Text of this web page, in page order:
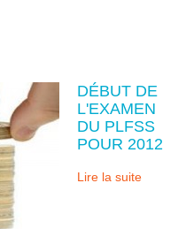
DÉBUT DE
L'EXAMEN
DU PLFSS
POUR 2012
Lire la suite